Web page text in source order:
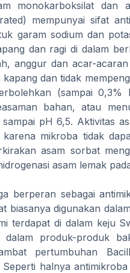
monokarboksilat dan
mempunyai sifat
garam sodium dan
dan ragi di dalam
anggur dan acar-
dan tidak
(sampai 0,3%
bahan, atau
pH 6,5. Aktivitas
mikroba tidak
asam sorbat
asam lemak
berperan sebagai
biasanya digunakan
terdapat di dalam keju
produk-produk
pertumbuhan
halnya